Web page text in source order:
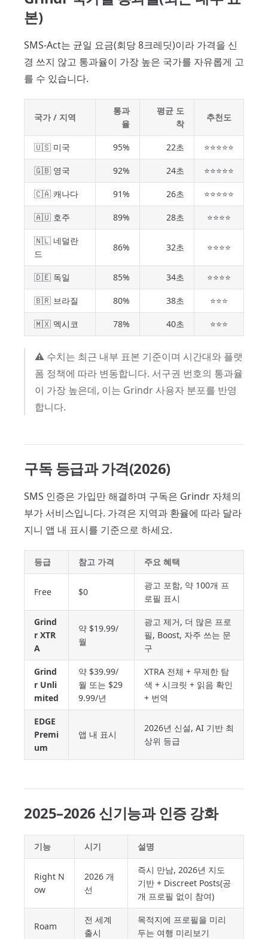
본)
SMS-Act는 균일 요금(회당 8크레딧)이라 가격을 신
경 쓰지 않고 통과율이 가장 높은 국가를 자유롭게 고
를 수 있습니다.
국가 / 지역
통과
율
평균 도
착
추천도
🇺🇸 미국 95% 22초 ⭐⭐⭐⭐⭐
🇬🇧 영국 92% 24초 ⭐⭐⭐⭐⭐
🇨🇦 캐나다 91% 26초 ⭐⭐⭐⭐⭐
🇦🇺 호주 89% 28초 ⭐⭐⭐⭐
🇳🇱 네덜란
드
86% 32초 ⭐⭐⭐⭐
🇩🇪 독일 85% 34초 ⭐⭐⭐⭐
🇧🇷 브라질 80% 38초 ⭐⭐⭐
🇲🇽 멕시코 78% 40초 ⭐⭐⭐
⚠️ 수치는 최근 내부 표본 기준이며 시간대와 플랫
폼 정책에 따라 변동합니다. 서구권 번호의 통과율
이 가장 높은데, 이는 Grindr 사용자 분포를 반영
합니다.
구독 등급과 가격(2026)
SMS 인증은 가입만 해결하며 구독은 Grindr 자체의
부가 서비스입니다. 가격은 지역과 환율에 따라 달라
지니 앱 내 표시를 기준으로 하세요.
등급 참고 가격 주요 혜택
Free $0
광고 포함, 약 100개 프
로필 표시
Grind
r XTR
A
약 $19.99/
월
광고 제거, 더 많은 프로
필, Boost, 자주 쓰는 문
구
Grind
r Unli
mited
약 $39.99/
월 또는 $29
9.99/년
XTRA 전체 + 무제한 탐
색 + 시크릿 + 읽음 확인
+ 번역
EDGE
Premi
um
앱 내 표시
2026년 신설, AI 기반 최
상위 등급
2025–2026 신기능과 인증 강화
기능 시기 설명
Right N
ow
2026 개
선
즉시 만남, 2026년 지도
기반 + Discreet Posts(공
개 프로필 없이 참여)
Roam
전 세계
출시
목적지에 프로필을 미리
두는 여행 미리보기